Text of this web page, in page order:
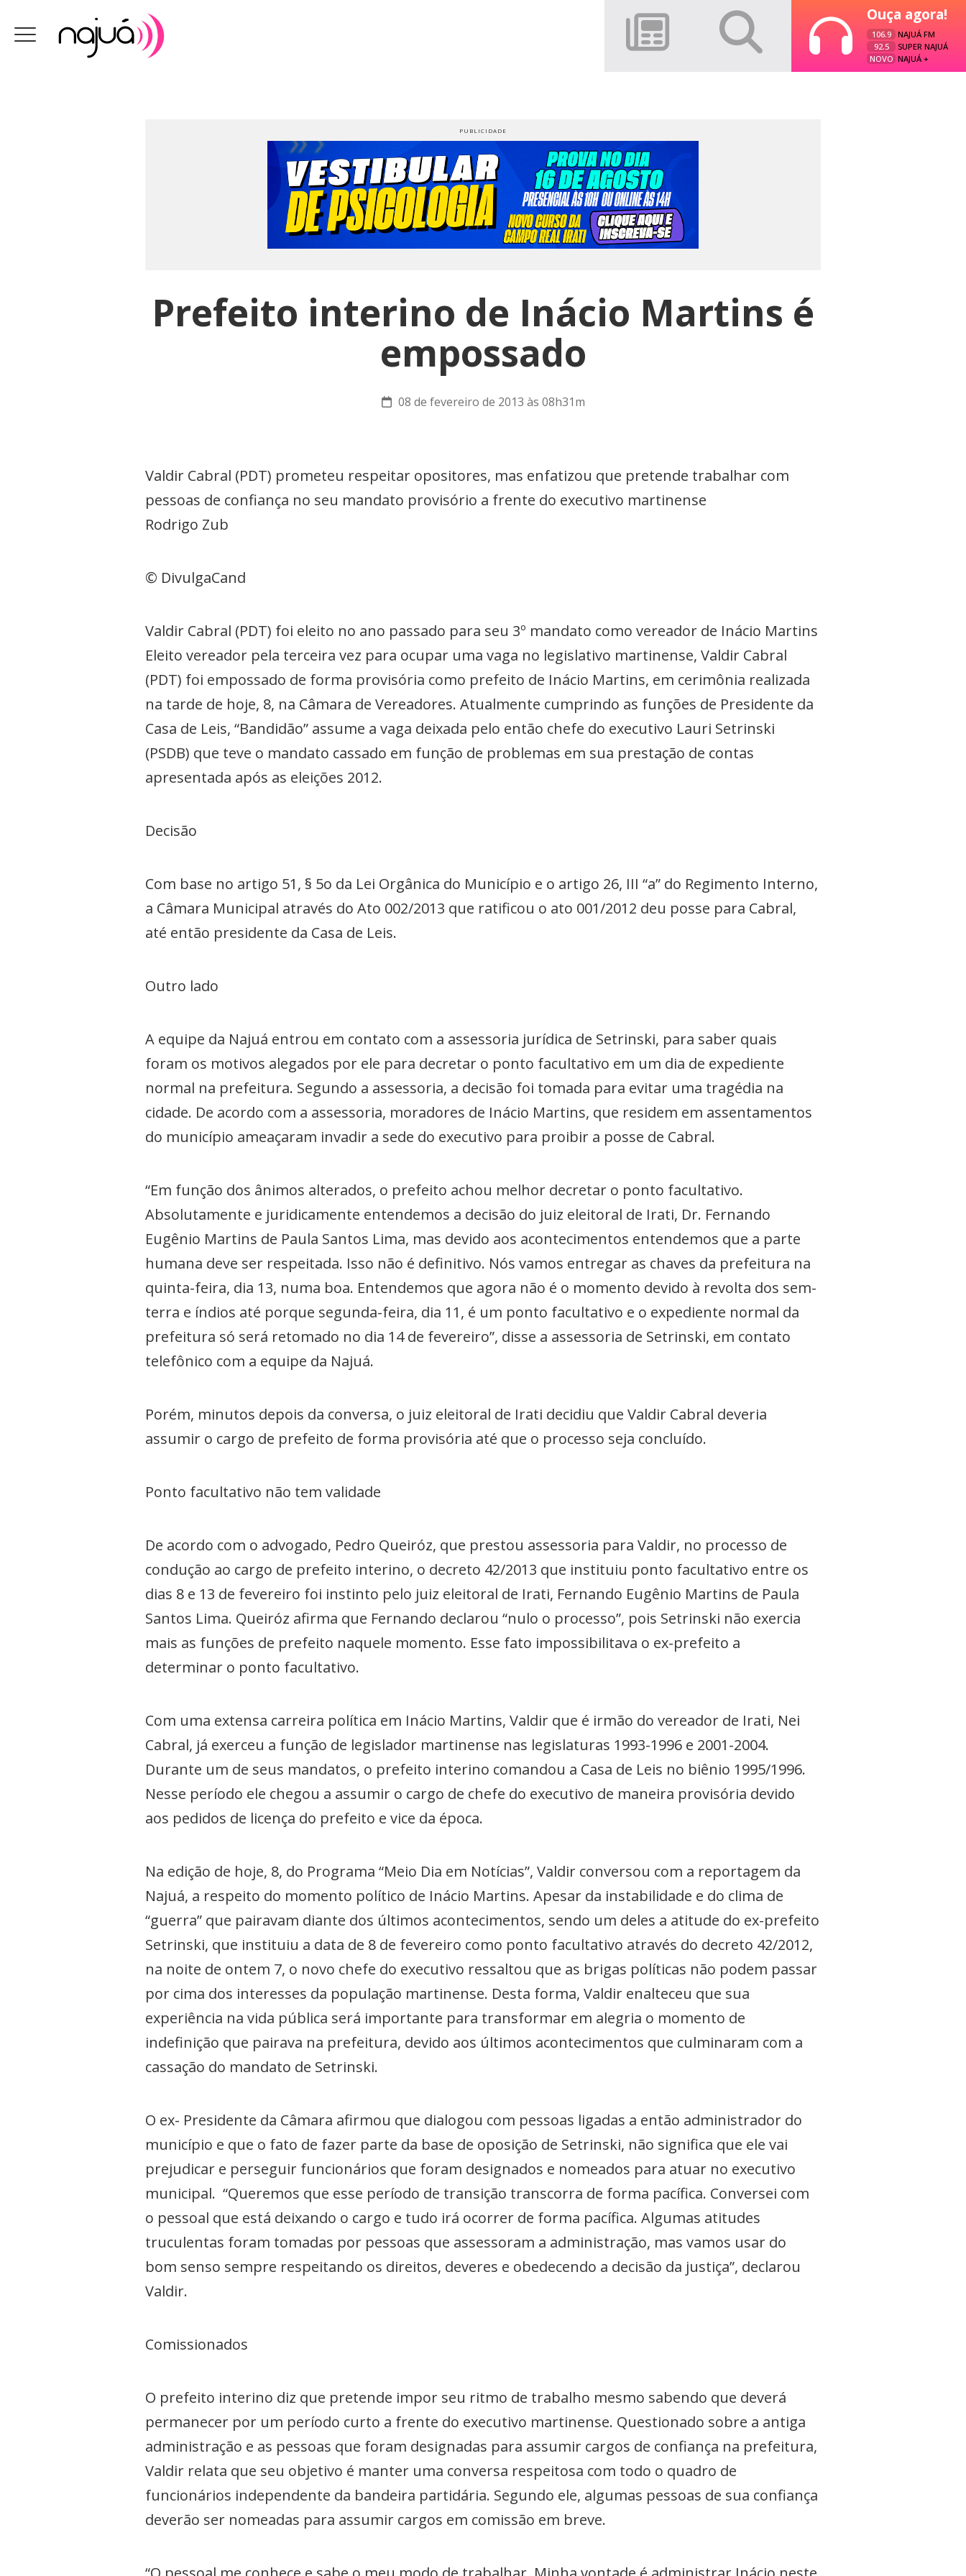
Ouça agora!
106.9
NAJUÁ FM
92.5
SUPER NAJUÁ
NOVO NAJUÁ +
Prefeito interino de Inácio Martins é
empossado
08 de fevereiro de 2013 às 08h31m
Valdir Cabral (PDT) prometeu respeitar opositores, mas enfatizou que pretende trabalhar com
pessoas de confiança no seu mandato provisório a frente do executivo martinense
Rodrigo Zub
© DivulgaCand
Valdir Cabral (PDT) foi eleito no ano passado para seu 3º mandato como vereador de Inácio Martins
Eleito vereador pela terceira vez para ocupar uma vaga no legislativo martinense, Valdir Cabral
(PDT) foi empossado de forma provisória como prefeito de Inácio Martins, em cerimônia realizada
na tarde de hoje, 8, na Câmara de Vereadores. Atualmente cumprindo as funções de Presidente da
Casa de Leis, “Bandidão” assume a vaga deixada pelo então chefe do executivo Lauri Setrinski
(PSDB) que teve o mandato cassado em função de problemas em sua prestação de contas
apresentada após as eleições 2012.
Decisão
Com base no artigo 51, § 5o da Lei Orgânica do Município e o artigo 26, III “a” do Regimento Interno,
a Câmara Municipal através do Ato 002/2013 que ratificou o ato 001/2012 deu posse para Cabral,
até então presidente da Casa de Leis.
Outro lado
A equipe da Najuá entrou em contato com a assessoria jurídica de Setrinski, para saber quais
foram os motivos alegados por ele para decretar o ponto facultativo em um dia de expediente
normal na prefeitura. Segundo a assessoria, a decisão foi tomada para evitar uma tragédia na
cidade. De acordo com a assessoria, moradores de Inácio Martins, que residem em assentamentos
do município ameaçaram invadir a sede do executivo para proibir a posse de Cabral.
“Em função dos ânimos alterados, o prefeito achou melhor decretar o ponto facultativo.
Absolutamente e juridicamente entendemos a decisão do juiz eleitoral de Irati, Dr. Fernando
Eugênio Martins de Paula Santos Lima, mas devido aos acontecimentos entendemos que a parte
humana deve ser respeitada. Isso não é definitivo. Nós vamos entregar as chaves da prefeitura na
quinta-feira, dia 13, numa boa. Entendemos que agora não é o momento devido à revolta dos sem-
terra e índios até porque segunda-feira, dia 11, é um ponto facultativo e o expediente normal da
prefeitura só será retomado no dia 14 de fevereiro”, disse a assessoria de Setrinski, em contato
telefônico com a equipe da Najuá.
Porém, minutos depois da conversa, o juiz eleitoral de Irati decidiu que Valdir Cabral deveria
assumir o cargo de prefeito de forma provisória até que o processo seja concluído.
Ponto facultativo não tem validade
De acordo com o advogado, Pedro Queiróz, que prestou assessoria para Valdir, no processo de
condução ao cargo de prefeito interino, o decreto 42/2013 que instituiu ponto facultativo entre os
dias 8 e 13 de fevereiro foi instinto pelo juiz eleitoral de Irati, Fernando Eugênio Martins de Paula
Santos Lima. Queiróz afirma que Fernando declarou “nulo o processo”, pois Setrinski não exercia
mais as funções de prefeito naquele momento. Esse fato impossibilitava o ex-prefeito a
determinar o ponto facultativo.
Com uma extensa carreira política em Inácio Martins, Valdir que é irmão do vereador de Irati, Nei
Cabral, já exerceu a função de legislador martinense nas legislaturas 1993-1996 e 2001-2004.
Durante um de seus mandatos, o prefeito interino comandou a Casa de Leis no biênio 1995/1996.
Nesse período ele chegou a assumir o cargo de chefe do executivo de maneira provisória devido
aos pedidos de licença do prefeito e vice da época.
Na edição de hoje, 8, do Programa “Meio Dia em Notícias”, Valdir conversou com a reportagem da
Najuá, a respeito do momento político de Inácio Martins. Apesar da instabilidade e do clima de
“guerra” que pairavam diante dos últimos acontecimentos, sendo um deles a atitude do ex-prefeito
Setrinski, que instituiu a data de 8 de fevereiro como ponto facultativo através do decreto 42/2012,
na noite de ontem 7, o novo chefe do executivo ressaltou que as brigas políticas não podem passar
por cima dos interesses da população martinense. Desta forma, Valdir enalteceu que sua
experiência na vida pública será importante para transformar em alegria o momento de
indefinição que pairava na prefeitura, devido aos últimos acontecimentos que culminaram com a
cassação do mandato de Setrinski.
O ex- Presidente da Câmara afirmou que dialogou com pessoas ligadas a então administrador do
município e que o fato de fazer parte da base de oposição de Setrinski, não significa que ele vai
prejudicar e perseguir funcionários que foram designados e nomeados para atuar no executivo
municipal. “Queremos que esse período de transição transcorra de forma pacífica. Conversei com
o pessoal que está deixando o cargo e tudo irá ocorrer de forma pacífica. Algumas atitudes
truculentas foram tomadas por pessoas que assessoram a administração, mas vamos usar do
bom senso sempre respeitando os direitos, deveres e obedecendo a decisão da justiça”, declarou
Valdir.
Comissionados
O prefeito interino diz que pretende impor seu ritmo de trabalho mesmo sabendo que deverá
permanecer por um período curto a frente do executivo martinense. Questionado sobre a antiga
administração e as pessoas que foram designadas para assumir cargos de confiança na prefeitura,
Valdir relata que seu objetivo é manter uma conversa respeitosa com todo o quadro de
funcionários independente da bandeira partidária. Segundo ele, algumas pessoas de sua confiança
deverão ser nomeadas para assumir cargos em comissão em breve.